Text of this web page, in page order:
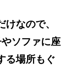
なので、
ソファに座
る場所もぐ